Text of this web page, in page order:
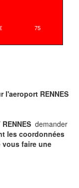
75
RENNES
demander
les coordonnées
vous faire une